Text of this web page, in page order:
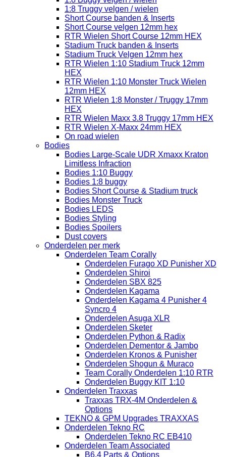
1:8 Truggy velgen / wielen
Short Course banden & Inserts
Short Course velgen 12mm hex
RTR Wielen Short Course 12mm HEX
Stadium Truck banden & Inserts
Stadium Truck Velgen 12mm hex
RTR Wielen 1:10 Stadium Truck 12mm
HEX
RTR Wielen 1:10 Monster Truck Wielen
12mm HEX
RTR Wielen 1:8 Monster / Truggy 17mm
HEX
RTR Wielen Maxx 3.8 Truggy 17mm HEX
RTR Wielen X-Maxx 24mm HEX
On road wielen
Bodies
Bodies Large-Scale UDR Xmaxx Kraton
Limitless Infraction
Bodies 1:10 Buggy
Bodies 1:8 buggy
Bodies Short Course & Stadium truck
Bodies Monster Truck
Bodies LEDS
Bodies Styling
Bodies Spoilers
Dust covers
Onderdelen per merk
Onderdelen Team Corally
Onderdelen Furago XD Punisher XD
Onderdelen Shiroi
Onderdelen SBX 825
Onderdelen Kagama
Onderdelen Kagama 4 Punisher 4
Syncro 4
Onderdelen Asuga XLR
Onderdelen Sketer
Onderdelen Python & Radix
Onderdelen Dementor & Jambo
Onderdelen Kronos & Punisher
Onderdelen Shogun & Muraco
Team Corally Onderdelen 1:10 RTR
Onderdelen Buggy KIT 1:10
Onderdelen Traxxas
Traxxas TRX-4M Onderdelen &
Options
TEKNO & GPM Upgrades TRAXXAS
Onderdelen Tekno RC
Onderdelen Tekno RC EB410
Onderdelen Team Associated
B6.4 Parts & Options